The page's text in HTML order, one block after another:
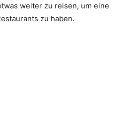
weiter zu reisen, um eine
zu haben.